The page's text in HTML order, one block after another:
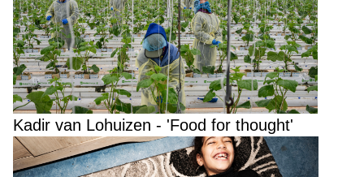
Kadir van Lohuizen - 'Food for thought'